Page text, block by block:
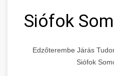
Siófok
Edzőterembe Járás
Siófok